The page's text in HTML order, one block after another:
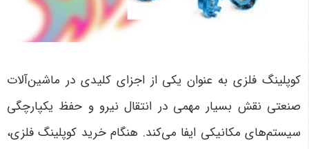
کوپلینگ فلزی به عنوان یکی از اجزای کلیدی در ماشین‌آلات
صنعتی نقش بسیار مهمی در انتقال نیرو و حفظ یکپارچگی
سیستم‌های مکانیکی ایفا می‌کند. هنگام خرید کوپلینگ فلزی،